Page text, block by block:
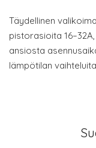
Täydellinen
pistorasioita
ansiosta
lämpötilan